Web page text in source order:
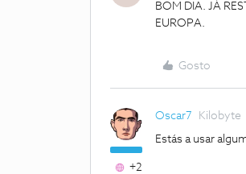
BOM DIA. JÁ
EUROPA.
Gosto
+2
Oscar7 Kilobyte
Estás a usar